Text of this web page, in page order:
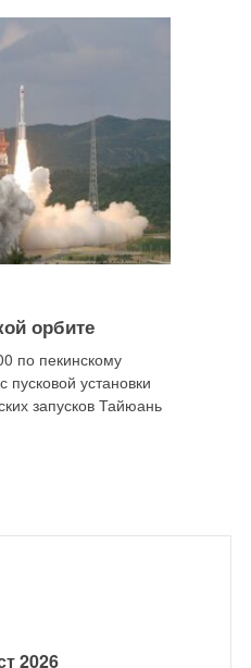
орбите
по пекинскому
установки
запусков Тайюань
2026